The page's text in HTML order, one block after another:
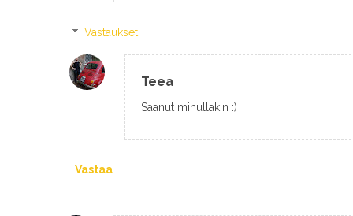
Vastaukset
Teea
Saanut minullakin :)
Vastaa